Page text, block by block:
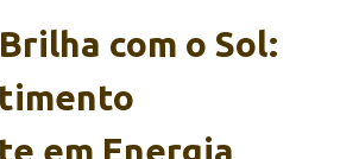
com o Sol:
em Energia